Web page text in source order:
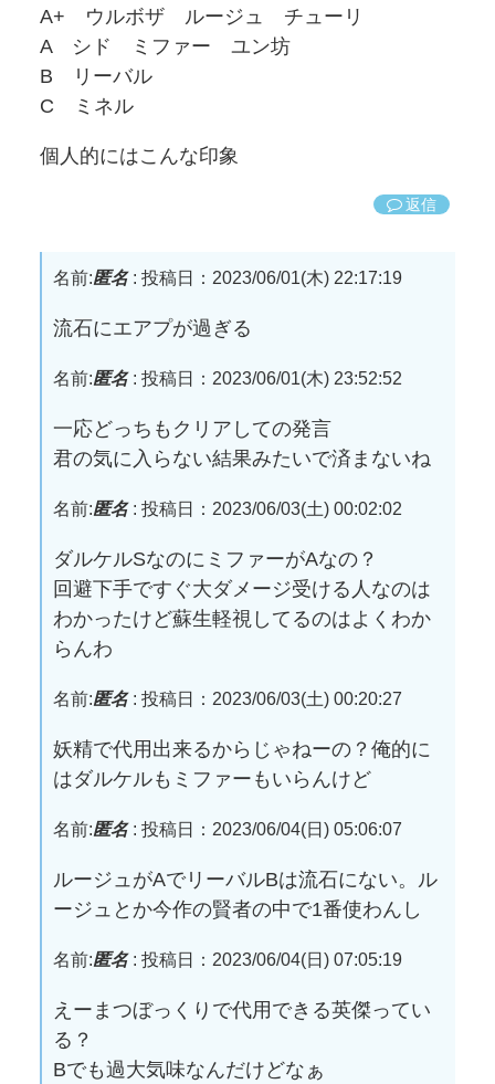
A+ ウルボザ ルージュ チューリ
A シド ミファー ユン坊
B リーバル
C ミネル
個人的にはこんな印象
返信
名前:匿名: 投稿日：2023/06/01(木) 22:17:19
流石にエアプが過ぎる
名前:匿名: 投稿日：2023/06/01(木) 23:52:52
一応どっちもクリアしての発言
君の気に入らない結果みたいで済まないね
名前:匿名: 投稿日：2023/06/03(土) 00:02:02
ダルケルSなのにミファーがAなの？
回避下手ですぐ大ダメージ受ける人なのは
わかったけど蘇生軽視してるのはよくわか
らんわ
名前:匿名: 投稿日：2023/06/03(土) 00:20:27
妖精で代用出来るからじゃねーの？俺的に
はダルケルもミファーもいらんけど
名前:匿名: 投稿日：2023/06/04(日) 05:06:07
ルージュがAでリーバルBは流石にない。ル
ージュとか今作の賢者の中で1番使わんし
名前:匿名: 投稿日：2023/06/04(日) 07:05:19
えーまつぼっくりで代用できる英傑ってい
る？
Bでも過大気味なんだけどなぁ